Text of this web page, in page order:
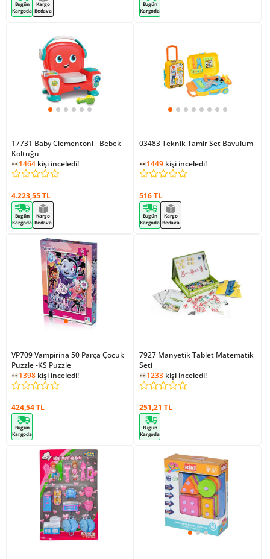
Bugün
Kargoda
Kargo
Bedava
Bugün
Kargoda
17731 Baby Clementoni - Bebek
Koltuğu
1464 kişi inceledi!
4.223,55 TL
Bugün
Kargoda
Kargo
Bedava
03483 Teknik Tamir Set Bavulum
1449 kişi inceledi!
516 TL
Bugün
Kargoda
Kargo
Bedava
VP709 Vampirina 50 Parça Çocuk
Puzzle -KS Puzzle
1398 kişi inceledi!
424,54 TL
Bugün
Kargoda
7927 Manyetik Tablet Matematik
Seti
1233 kişi inceledi!
251,21 TL
Bugün
Kargoda